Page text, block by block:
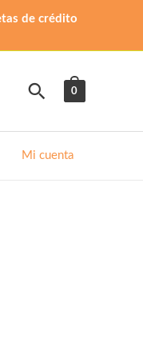
de crédito
Buscar
0
Mi cuenta